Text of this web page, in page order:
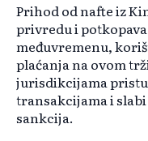
Prihod od nafte iz
privredu i
međuvremenu,
plaćanja na ovom
jurisdikcijama
transakcijama i
sankcija.